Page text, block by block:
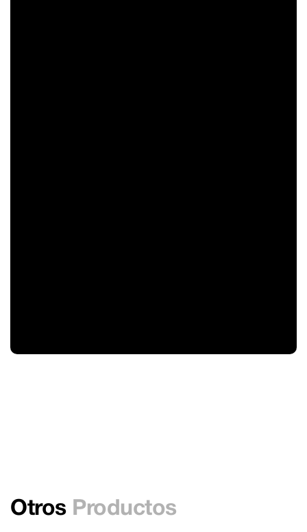
Otros Productos